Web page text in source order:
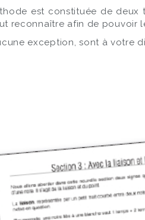
est constituée de
reconnaître afin de pouvoir
exception, sont à votre